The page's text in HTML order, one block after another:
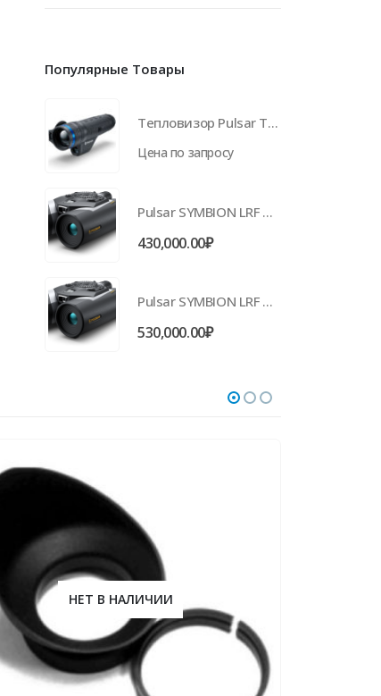
Популярные Товары
Тепловизор Pulsar Telos LRF XT 50
Цена по запросу
Pulsar SYMBION LRF DXR50
430,000.00₽
Pulsar SYMBION LRF DXT50
530,000.00₽
НЕТ В НАЛИЧИИ